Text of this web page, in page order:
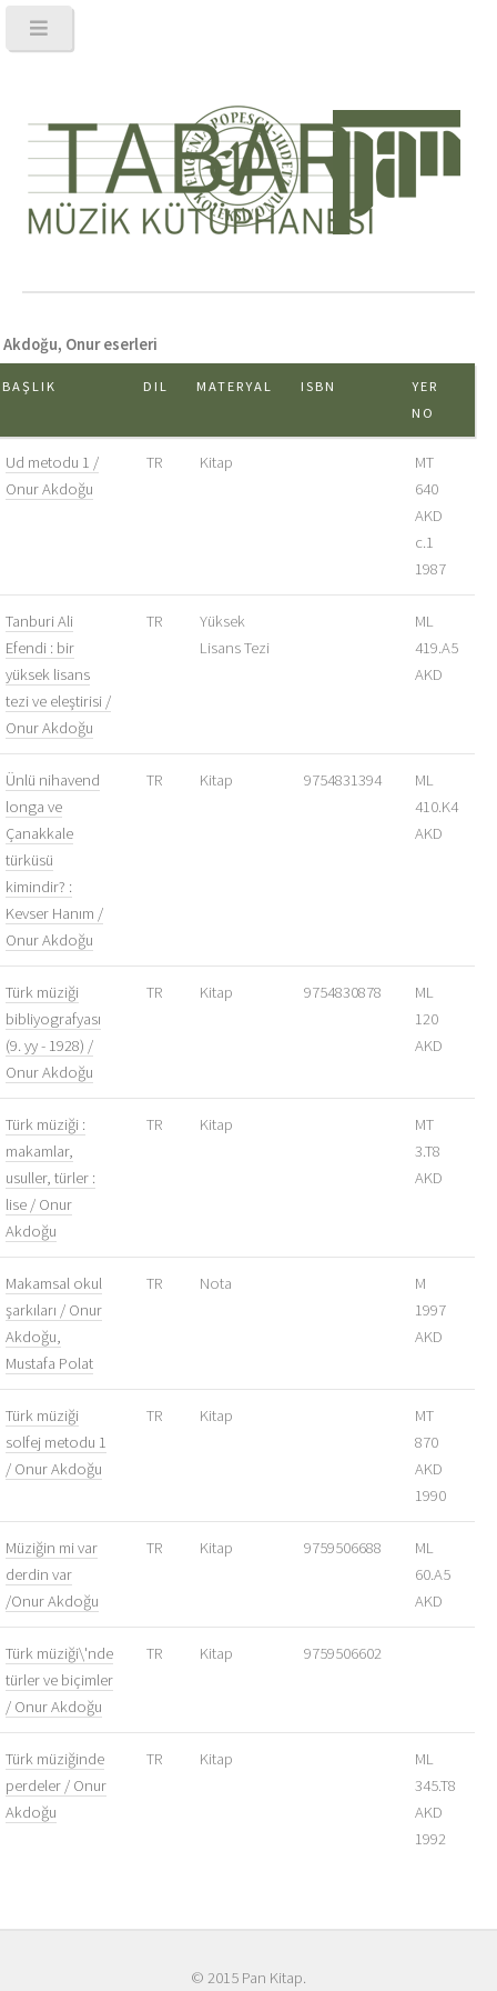
Akdoğu, Onur eserleri
BAŞLIK DIL MATERYAL ISBN
YER
NO
Ud metodu 1 /
Onur Akdoğu
TR Kitap
MT
640
AKD
c.1
1987
Tanburi Ali
Efendi : bir
yüksek lisans
tezi ve eleştirisi /
Onur Akdoğu
TR
Yüksek
Lisans Tezi
ML
419.A5
AKD
Ünlü nihavend
longa ve
Çanakkale
türküsü
kimindir? :
Kevser Hanım /
Onur Akdoğu
TR Kitap 9754831394
ML
410.K4
AKD
Türk müziği
bibliyografyası
(9. yy - 1928) /
Onur Akdoğu
TR Kitap 9754830878
ML
120
AKD
Türk müziği :
makamlar,
usuller, türler :
lise / Onur
Akdoğu
TR Kitap
MT
3.T8
AKD
Makamsal okul
şarkıları / Onur
Akdoğu,
Mustafa Polat
TR Nota
M
1997
AKD
Türk müziği
solfej metodu 1
/ Onur Akdoğu
TR Kitap
MT
870
AKD
1990
Müziğin mi var
derdin var
/Onur Akdoğu
TR Kitap 9759506688
ML
60.A5
AKD
Türk müziği\'nde
türler ve biçimler
/ Onur Akdoğu
TR Kitap 9759506602
Türk müziğinde
perdeler / Onur
Akdoğu
TR Kitap
ML
345.T8
AKD
1992
© 2015 Pan Kitap.